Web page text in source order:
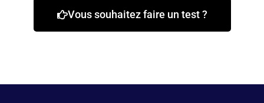
Vous souhaitez faire un test ?